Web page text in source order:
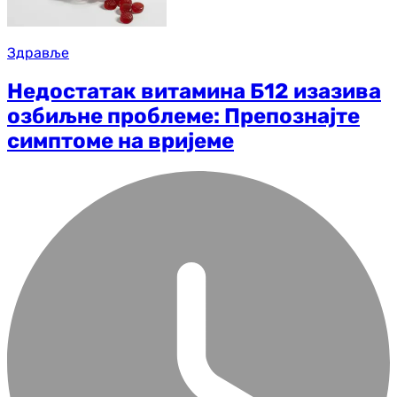
Здравље
Недостатак витамина Б12 изазива
озбиљне проблеме: Препознајте
симптоме на вријеме